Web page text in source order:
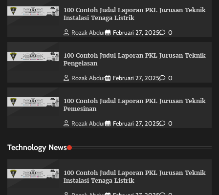
100 Contoh Judul Laporan PKL Jurusan Teknik
Instalasi Tenaga Listrik
Rozak Abdur Februari 27, 2025 0
100 Contoh Judul Laporan PKL Jurusan Teknik
Pengelasan
Rozak Abdur Februari 27, 2025 0
100 Contoh Judul Laporan PKL Jurusan Teknik
Pemesinan
Rozak Abdur Februari 27, 2025 0
Technology News
100 Contoh Judul Laporan PKL Jurusan Teknik
Instalasi Tenaga Listrik